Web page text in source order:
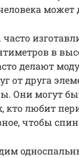
может
в
делают
от друга
Они могут
кто любит
чтобы